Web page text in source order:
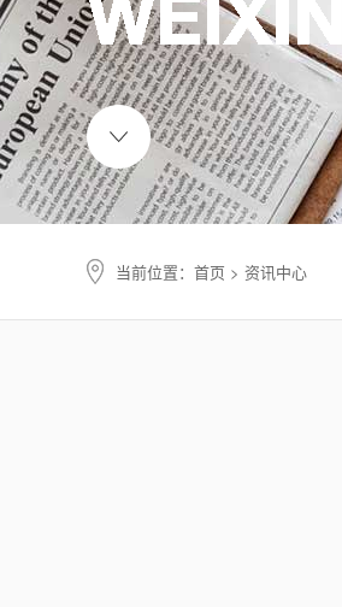
当前位置： 首页 > 资讯中心